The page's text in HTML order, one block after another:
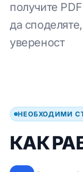
получите
да
увереност
НЕОБХОДИМИ
КАК